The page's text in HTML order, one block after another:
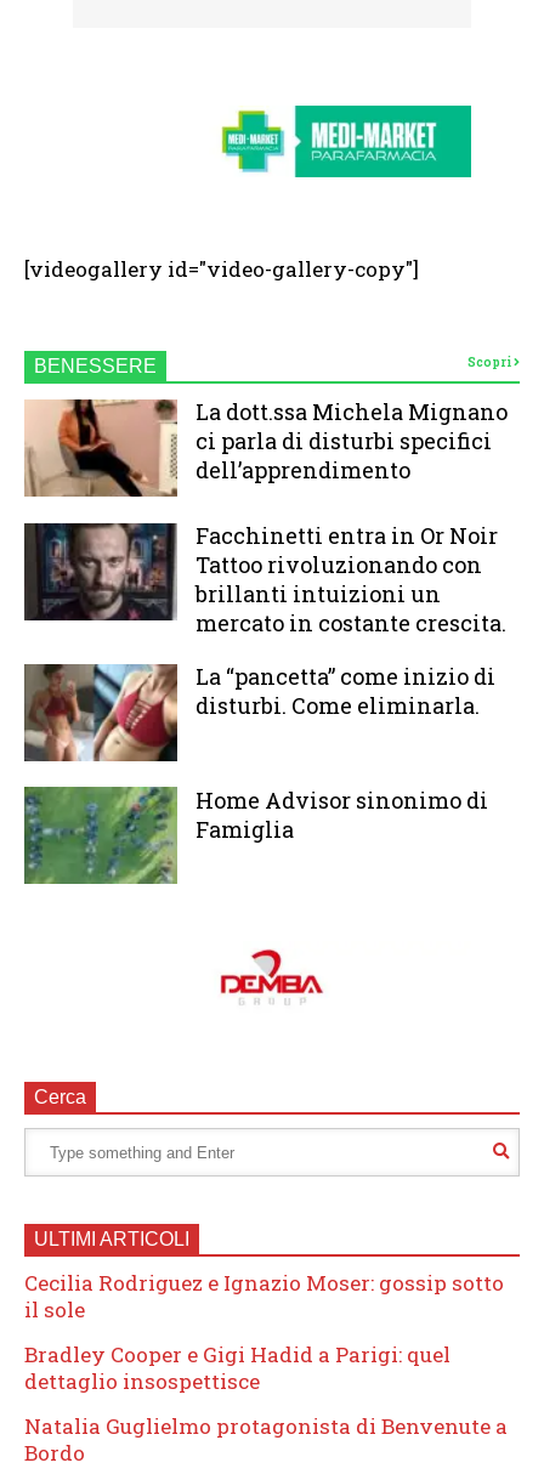
[videogallery id="video-gallery-copy"]
BENESSERE Scopri
La dott.ssa Michela Mignano
ci parla di disturbi specifici
dell’apprendimento
Facchinetti entra in Or Noir
Tattoo rivoluzionando con
brillanti intuizioni un
mercato in costante crescita.
La “pancetta” come inizio di
disturbi. Come eliminarla.
Home Advisor sinonimo di
Famiglia
Cerca
ULTIMI ARTICOLI
Cecilia Rodriguez e Ignazio Moser: gossip sotto
il sole
Bradley Cooper e Gigi Hadid a Parigi: quel
dettaglio insospettisce
Natalia Guglielmo protagonista di Benvenute a
Bordo